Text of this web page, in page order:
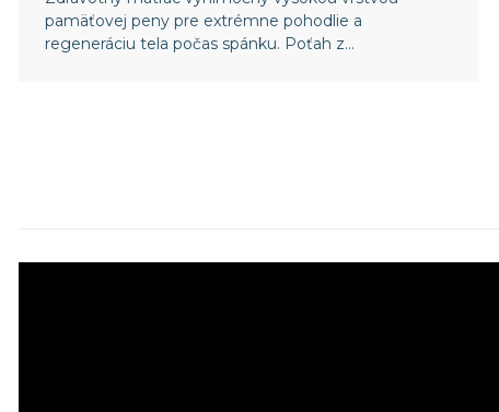
pamäťovej peny pre extrémne pohodlie a
regeneráciu tela počas spánku. Poťah z